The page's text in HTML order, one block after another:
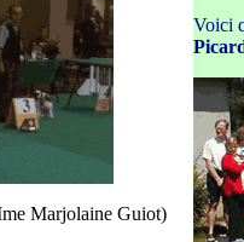
Marjolaine Guiot)
Voici